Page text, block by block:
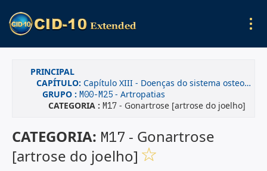
PRINCIPAL
CAPÍTULO: Capítulo XIII - Doenças do sistema osteomuscular e do tecido conjuntivo
GRUPO : M00-M25 - Artropatias
CATEGORIA : M17 - Gonartrose [artrose do joelho]
CATEGORIA: M17 - Gonartrose
[artrose do joelho]